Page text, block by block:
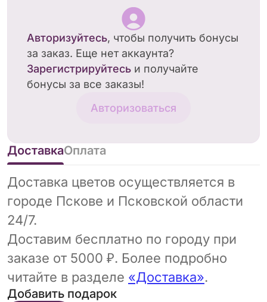
Авторизуйтесь, чтобы получить бонусы
за заказ. Еще нет аккаунта?
Зарегистрируйтесь и получайте
бонусы за все заказы!
Авторизоваться
ДоставкаОплата
Доставка цветов осуществляется в
городе Пскове и Псковской области
24/7.
Доставим бесплатно по городу при
заказе от 5000 ₽. Более подробно
читайте в разделе «Доставка».
Добавить подарок